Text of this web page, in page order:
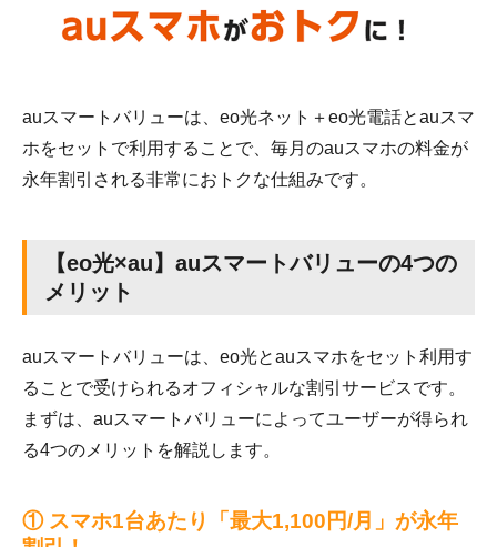
auスマートバリューは、eo光ネット＋eo光電話とauスマ
ホをセットで利用することで、毎月のauスマホの料金が
永年割引される非常におトクな仕組みです。
【eo光×au】auスマートバリューの4つの
メリット
auスマートバリューは、eo光とauスマホをセット利用す
ることで受けられるオフィシャルな割引サービスです。
まずは、auスマートバリューによってユーザーが得られ
る4つのメリットを解説します。
① スマホ1台あたり「最大1,100円/月」が永年